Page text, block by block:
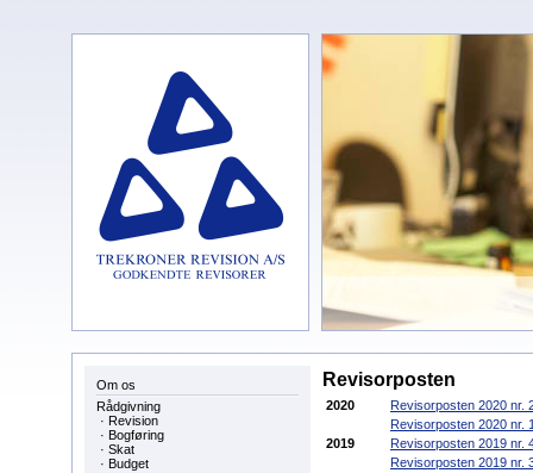
Om os
Rådgivning
· Revision
· Bogføring
· Skat
· Budget
Revisorposten
2020
Revisorposten 2020 nr.
Revisorposten 2020 nr.
2019
Revisorposten 2019 nr.
Revisorposten 2019 nr.